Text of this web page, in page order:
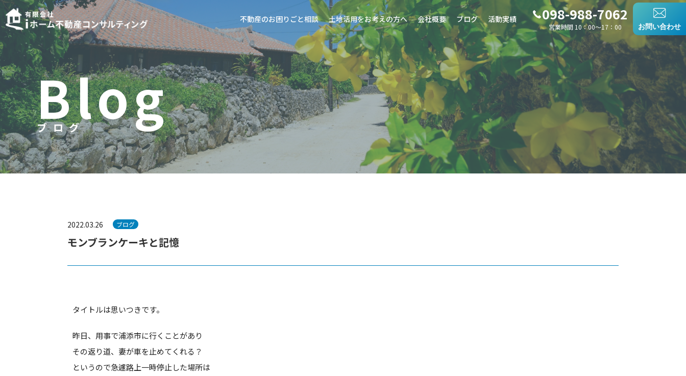
不動産のお困りごと相談 土地活用をお考えの方へ 会社概要 ブログ 活動実績 098-988-7062
営業時間 10：00〜17：00 お問い合わせ
Blog
ブログ
ブ ロ グ
モンブランケーキと記憶
2022.03.26 ブログ
タイトルは思いつきです。
昨日、用事で浦添市に行くことがあり
その返り道、妻が車を止めてくれる？
というので急遽路上一時停止した場所は